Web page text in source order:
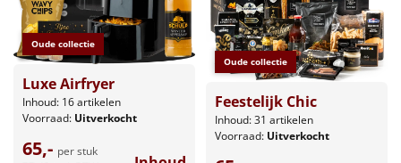
Oude collectie
Luxe Airfryer
Inhoud: 16 artikelen
Voorraad: Uitverkocht
65,- per stuk
Oude collectie
Feestelijk Chic
Inhoud: 31 artikelen
Voorraad: Uitverkocht